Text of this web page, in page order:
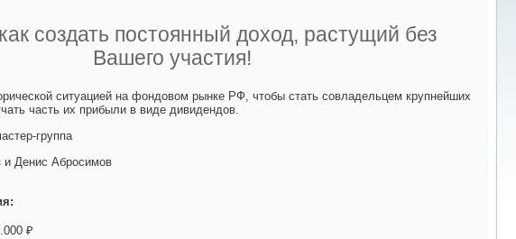
создать постоянный доход, растущий без
Вашего участия!
ситуацией на фондовом рынке РФ, чтобы стать совладельцем крупнейших
часть их прибыли в виде дивидендов.
группа
и Денис Абросимов
₽